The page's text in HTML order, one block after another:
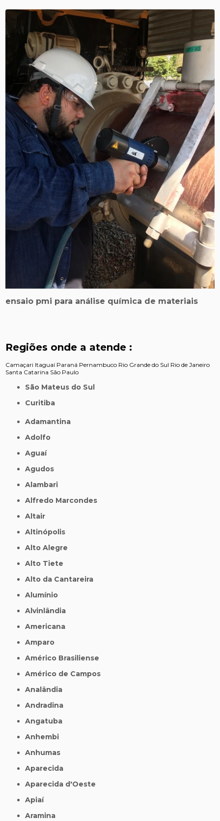
ensaio pmi para análise química de materiais
Regiões onde a atende :
Camaçari Itaguaí Paraná Pernambuco Rio Grande do Sul Rio de Janeiro
Santa Catarina São Paulo
São Mateus do Sul
Curitiba
Adamantina
Adolfo
Aguaí
Agudos
Alambari
Alfredo Marcondes
Altair
Altinópolis
Alto Alegre
Alto Tiete
Alto da Cantareira
Alumínio
Alvinlândia
Americana
Amparo
Américo Brasiliense
Américo de Campos
Analândia
Andradina
Angatuba
Anhembi
Anhumas
Aparecida
Aparecida d'Oeste
Apiaí
Aramina